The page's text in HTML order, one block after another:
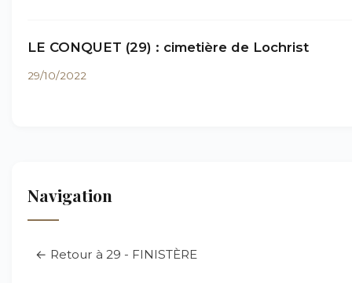
LE CONQUET (29) : cimetière de Lochrist
29/10/2022
Navigation
← Retour à 29 - FINISTÈRE